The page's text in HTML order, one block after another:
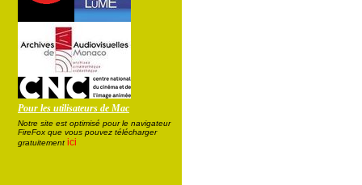
Pour les utilisateurs de Mac
Notre site est optimisé pour le navigateur
FireFox que vous pouvez télécharger
gratuitement ici